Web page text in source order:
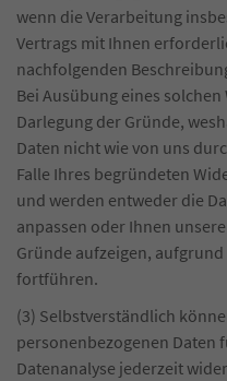
wenn die Verarbeitung
Vertrags mit Ihnen
nachfolgenden
Bei Ausübung eines
Darlegung der Gründe,
Daten nicht wie von uns
Falle Ihres begründeten
und werden entweder die
anpassen oder Ihnen
Gründe aufzeigen,
fortführen.
(3) Selbstverständlich
personenbezogenen Daten
Datenanalyse jederzeit